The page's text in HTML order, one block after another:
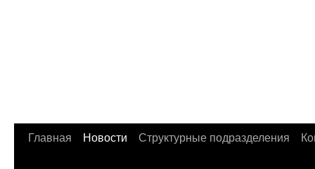
Главная Новости Структурные подразделения